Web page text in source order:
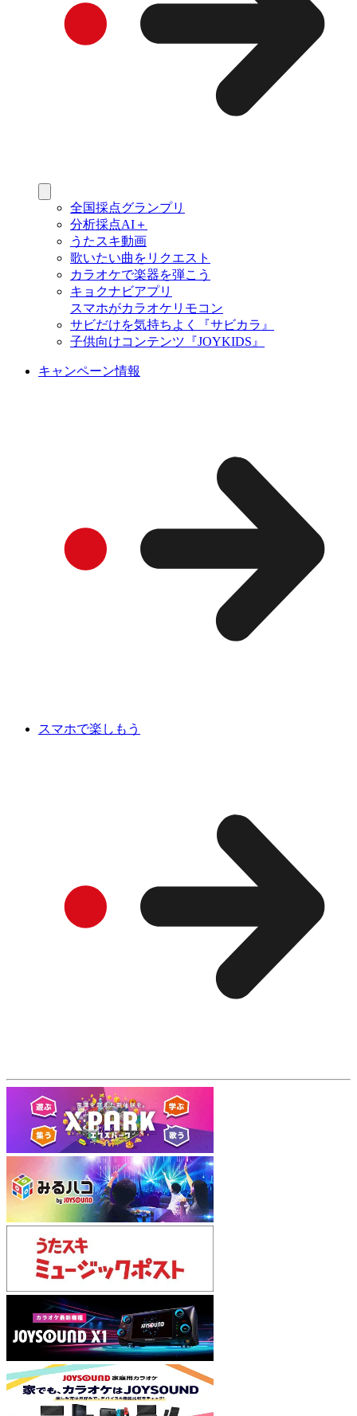
全国採点グランプリ
分析採点AI＋
うたスキ動画
歌いたい曲をリクエスト
カラオケで楽器を弾こう
キョクナビアプリ
スマホがカラオケリモコン
サビだけを気持ちよく『サビカラ』
子供向けコンテンツ『JOYKIDS』
キャンペーン情報
スマホで楽しもう